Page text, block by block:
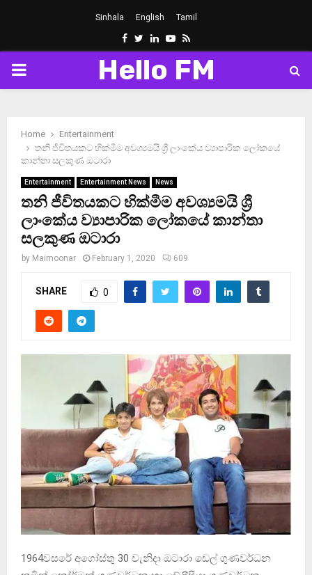
Sinhala English Tamil
Facebook
Twitter
LinkedinYoutube
Rss
PRIMARY
Hello FM
Home
Entertainment
තනි ජීවි­ත­ය­කට හික්මීම අව­ශ්‍ය­­මයි ශ්‍රී ලාංකේය ව්‍යාපා­රික ලෝකයේ
කාන්තා සල­කුණ ඔටාරා
Entertainment Entertainment News News
තනි ජීවි­ත­ය­කට හික්මීම අව­ශ්‍ය­­මයි ශ්‍රී
ලාංකේය ව්‍යාපා­රික ලෝකයේ කාන්තා
සල­කුණ ඔටාරා
by Maimoonar February 1, 2020 609
SHARE 0
1964වසරේ අගෝස්තු 30 වැනිදා ඔටාරා ඩෙල් ගුණවර්ධන